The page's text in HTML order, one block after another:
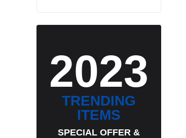
2023
TRENDING
ITEMS
SPECIAL OFFER &